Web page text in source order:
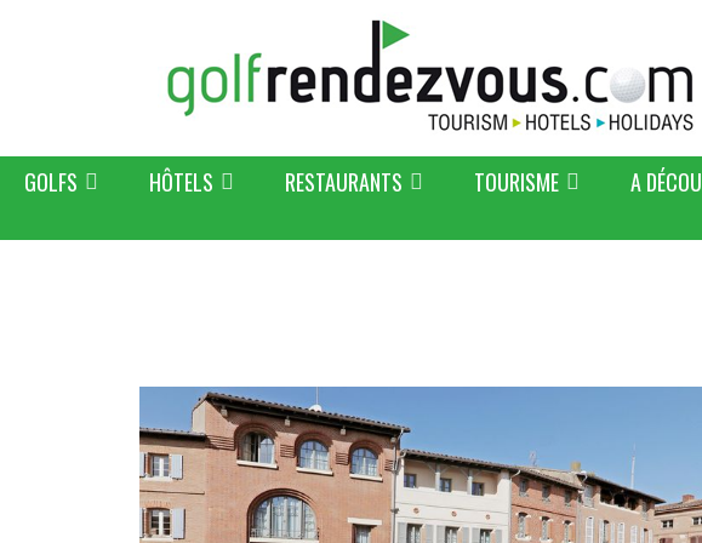
GOLFS HÔTELS RESTAURANTS TOURISME A